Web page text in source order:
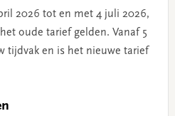
2026 tot en met 4 juli 2026,
oude tarief gelden. Vanaf 5
tijdvak en is het nieuwe tarief